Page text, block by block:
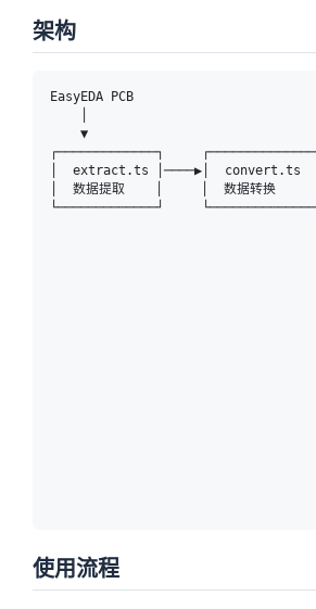
架构
EasyEDA PCB
    ▼
┌─────────────┐
│  extract.ts │────▶│  convert.ts
│  数据提取    │     │  数据转换
└─────────────┘
使用流程